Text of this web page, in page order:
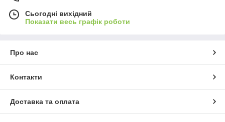
Сьогодні вихідний
Показати весь графік роботи
Про нас
Контакти
Доставка та оплата